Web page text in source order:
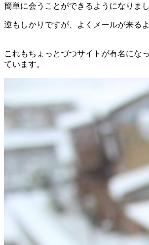
簡単に会うことができるようになりまし
逆もしかりですが、よくメールが来る
これもちょっとづつサイトが有名にな
ています。